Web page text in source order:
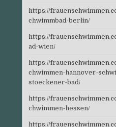
https://
chwimmbad-berlin/
https://
ad-wien/
https://
chwimmen-hannover-
stoeckener-bad/
https://
chwimmen-hessen/
https://